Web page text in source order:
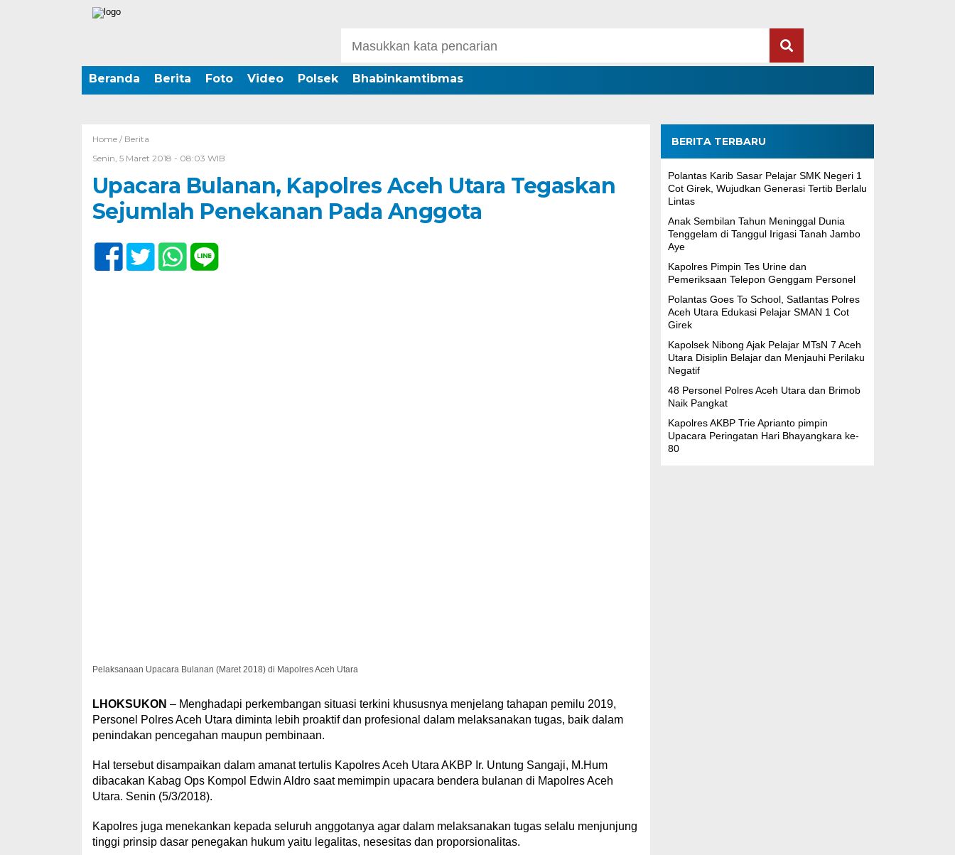
Beranda Berita Foto Video Polsek Bhabinkamtibmas
Home / Berita
Senin, 5 Maret 2018 - 08:03 WIB
Upacara Bulanan, Kapolres Aceh Utara Tegaskan
Sejumlah Penekanan Pada Anggota
Pelaksanaan Upacara Bulanan (Maret 2018) di Mapolres Aceh Utara
LHOKSUKON – Menghadapi perkembangan situasi terkini khususnya menjelang tahapan pemilu 2019,
Personel Polres Aceh Utara diminta lebih proaktif dan profesional dalam melaksanakan tugas, baik dalam
penindakan pencegahan maupun pembinaan.
Hal tersebut disampaikan dalam amanat tertulis Kapolres Aceh Utara AKBP Ir. Untung Sangaji, M.Hum
dibacakan Kabag Ops Kompol Edwin Aldro saat memimpin upacara bendera bulanan di Mapolres Aceh
Utara. Senin (5/3/2018).
Kapolres juga menekankan kepada seluruh anggotanya agar dalam melaksanakan tugas selalu menjunjung
tinggi prinsip dasar penegakan hukum yaitu legalitas, nesesitas dan proporsionalitas.
BERITA TERBARU
Polantas Karib Sasar Pelajar SMK Negeri 1
Cot Girek, Wujudkan Generasi Tertib Berlalu
Lintas
Anak Sembilan Tahun Meninggal Dunia
Tenggelam di Tanggul Irigasi Tanah Jambo
Aye
Kapolres Pimpin Tes Urine dan
Pemeriksaan Telepon Genggam Personel
Polantas Goes To School, Satlantas Polres
Aceh Utara Edukasi Pelajar SMAN 1 Cot
Girek
Kapolsek Nibong Ajak Pelajar MTsN 7 Aceh
Utara Disiplin Belajar dan Menjauhi Perilaku
Negatif
48 Personel Polres Aceh Utara dan Brimob
Naik Pangkat
Kapolres AKBP Trie Aprianto pimpin
Upacara Peringatan Hari Bhayangkara ke-
80